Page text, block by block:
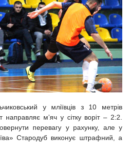
у мліївців з 10 метрів
направляє м’яч у сітку воріт – 2:2.
перевагу у рахунку, але у
Стародуб виконує штрафний, а